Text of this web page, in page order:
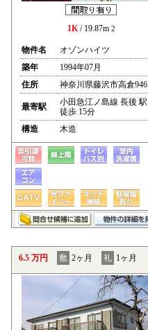
1K/ 19.87m 2
物件名
オゾンハイツ
築年
1994年07月
住所
神奈川県藤沢市高倉946
最寄駅
小田急江ノ島線 長後 駅
徒歩 15分
構造
木造
6.5 万円 敷 2ヶ月 礼 1ヶ月